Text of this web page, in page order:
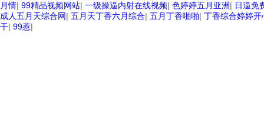
月情| 99精品视频网站| 一级操逼内射在线视频| 色婷婷五月亚洲| 日逼免
成人五月天综合网| 五月天丁香六月综合| 五月丁香啪啪| 丁香综合婷婷开
干| 99惹|